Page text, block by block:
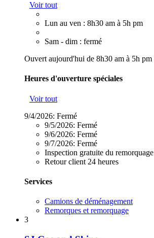
Voir tout
Lun au ven : 8h30 am à 5h pm
Sam - dim : fermé
Ouvert aujourd'hui de 8h30 am à 5h pm
Heures d'ouverture spéciales
Voir tout
9/4/2026: Fermé
9/5/2026: Fermé
9/6/2026: Fermé
9/7/2026: Fermé
Inspection gratuite du remorquage
Retour client 24 heures
Services
Camions de déménagement
Remorques et remorquage
3